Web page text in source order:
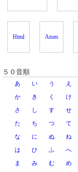
Html Atom
５０音順
あ い う え
か
き く け
さ
し す せ
た
ち つ て
な
に ぬ ね
は
ひ ふ へ
ま
み む め